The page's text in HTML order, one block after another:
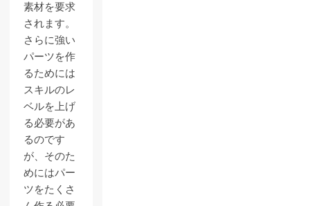
素材を要求
されます。
さらに強い
パーツを作
るためには
スキルのレ
ベルを上げ
る必要があ
るのです
が、そのた
めにはパー
ツをたくさ